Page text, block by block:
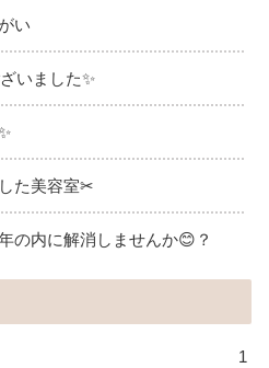
い
いました✨️
た美容室✂
の内に解消しませんか😊？
1